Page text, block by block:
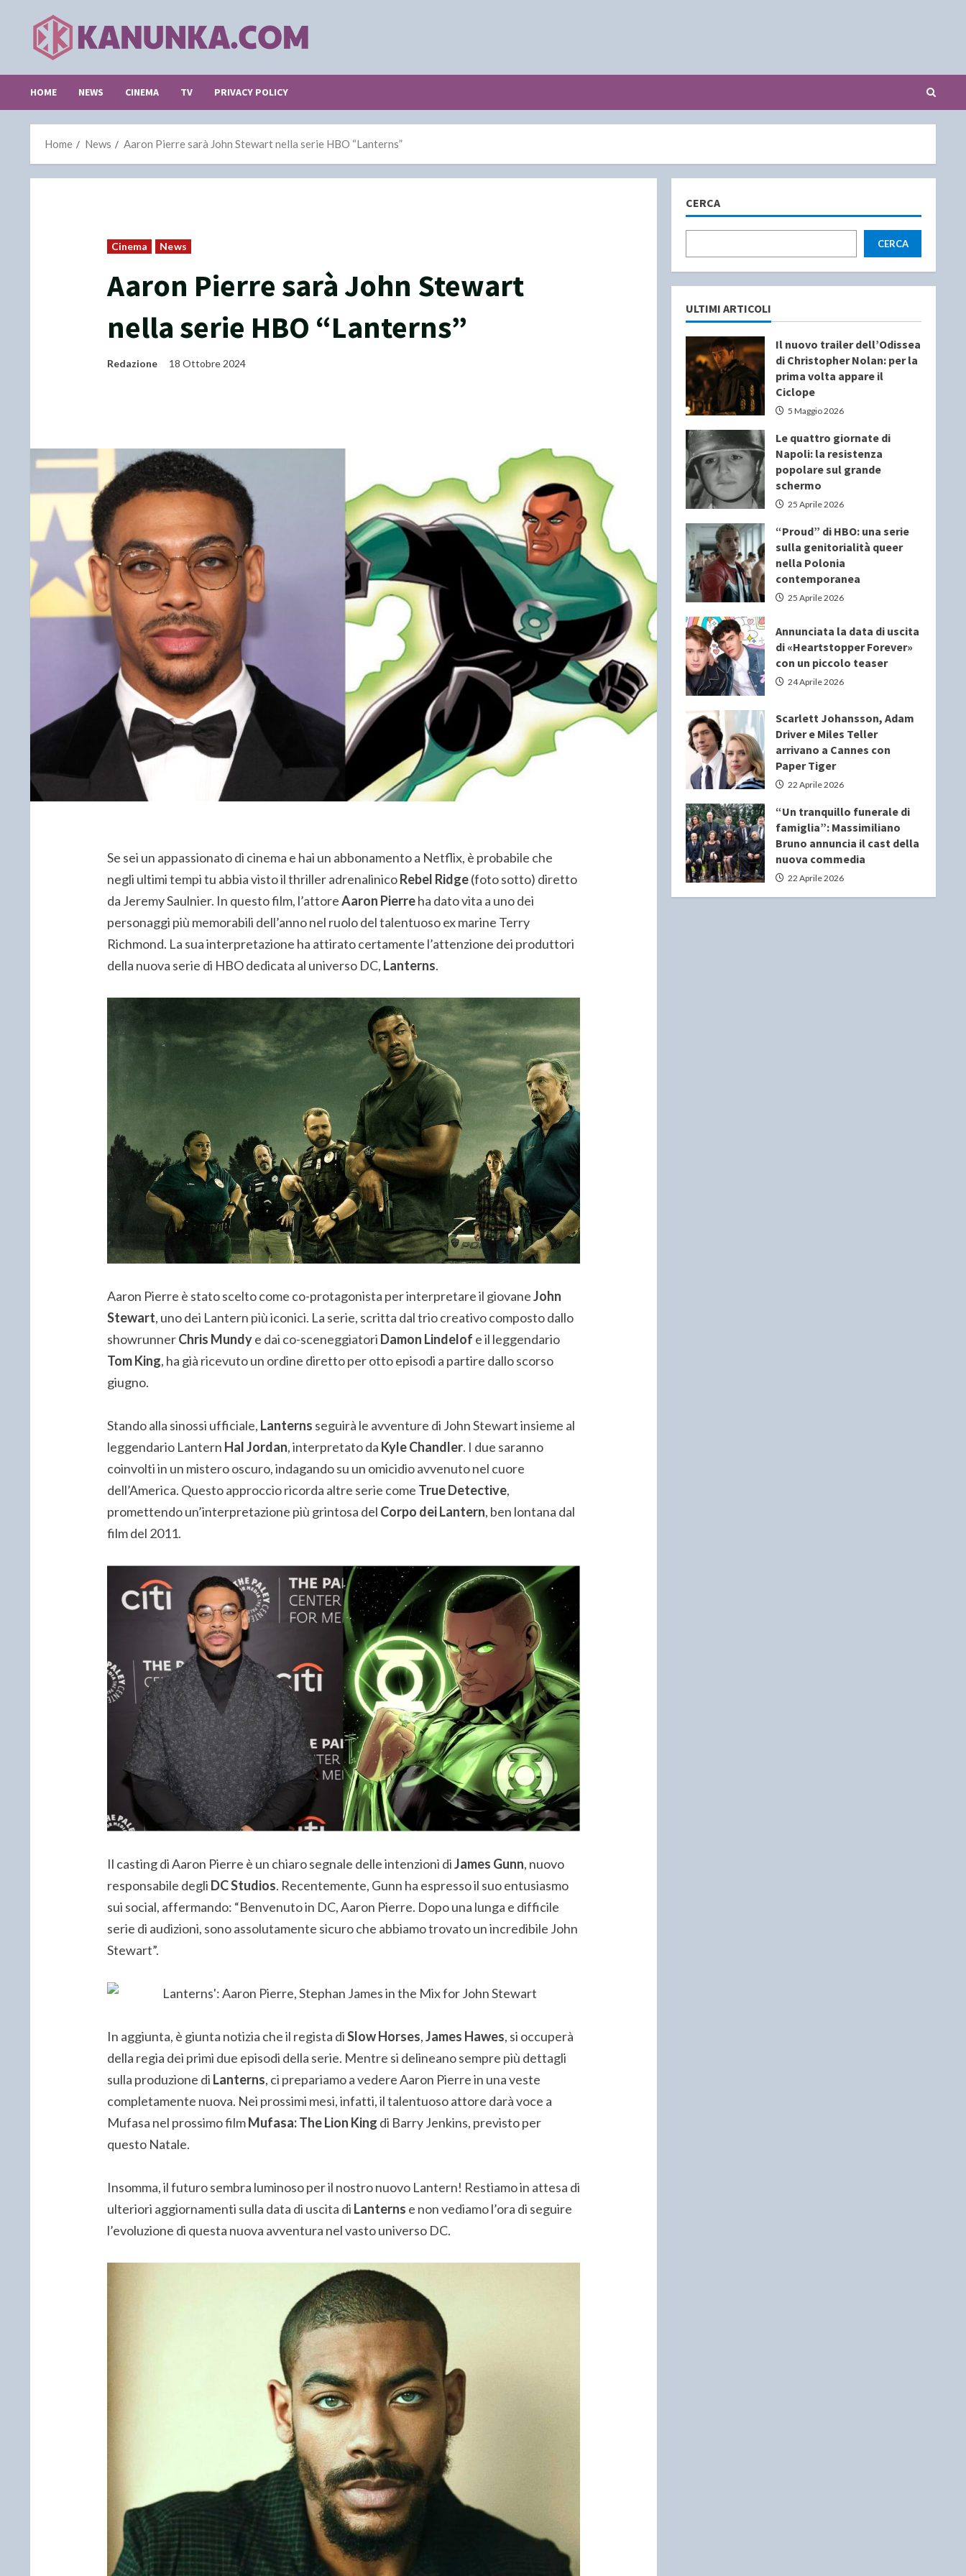
content
HOME NEWS CINEMA TV PRIVACY POLICY
Home News Aaron Pierre sarà John Stewart nella serie HBO “Lanterns”
Cinema News
Aaron Pierre sarà John Stewart
nella serie HBO “Lanterns”
Redazione 18 Ottobre 2024
Se sei un appassionato di cinema e hai un abbonamento a Netflix, è probabile che
negli ultimi tempi tu abbia visto il thriller adrenalinicoRebel Ridge(foto sotto) diretto
da Jeremy Saulnier. In questo film, l’attoreAaron Pierreha dato vita a uno dei
personaggi più memorabili dell’anno nel ruolo del talentuoso ex marine Terry
Richmond. La sua interpretazione ha attirato certamente l’attenzione dei produttori
della nuova serie di HBO dedicata al universo DC, Lanterns.
Aaron Pierre è stato scelto come co-protagonista per interpretare il giovaneJohn
Stewart, uno dei Lantern più iconici. La serie, scritta dal trio creativo composto dallo
showrunnerChris Mundye dai co-sceneggiatori Damon Lindelof e il leggendario
Tom King, ha già ricevuto un ordine diretto per otto episodi a partire dallo scorso
giugno.
Stando alla sinossi ufficiale, Lanterns seguirà le avventure di John Stewart insieme al
leggendario Lantern Hal Jordan, interpretato da Kyle Chandler. I due saranno
coinvolti in un mistero oscuro, indagando su un omicidio avvenuto nel cuore
dell’America. Questo approccio ricorda altre serie come True Detective,
promettendo un’interpretazione più grintosa del Corpo dei Lantern, ben lontana dal
film del 2011.
Il casting di Aaron Pierre è un chiaro segnale delle intenzioni diJames Gunn, nuovo
responsabile degli DC Studios. Recentemente, Gunn ha espresso il suo entusiasmo
sui social, affermando: “Benvenuto in DC, Aaron Pierre. Dopo una lunga e difficile
serie di audizioni, sono assolutamente sicuro che abbiamo trovato un incredibile John
Stewart”.
In aggiunta, è giunta notizia che il regista diSlow Horses,James Hawes, si occuperà
della regia dei primi due episodi della serie. Mentre si delineano sempre più dettagli
sulla produzione di Lanterns, ci prepariamo a vedere Aaron Pierre in una veste
completamente nuova. Nei prossimi mesi, infatti, il talentuoso attore darà voce a
Mufasa nel prossimo filmMufasa: The Lion King di Barry Jenkins, previsto per
questo Natale.
Insomma, il futuro sembra luminoso per il nostro nuovo Lantern! Restiamo in attesa di
ulteriori aggiornamenti sulla data di uscita di Lanterns e non vediamo l’ora di seguire
l’evoluzione di questa nuova avventura nel vasto universo DC.
CERCA
CERCA
ULTIMI ARTICOLI
Il nuovo trailer dell’Odissea
di Christopher Nolan: per la
prima volta appare il
Ciclope
5 Maggio 2026
Le quattro giornate di
Napoli: la resistenza
popolare sul grande
schermo
25 Aprile 2026
“Proud” di HBO: una serie
sulla genitorialità queer
nella Polonia
contemporanea
25 Aprile 2026
Annunciata la data di uscita
di «Heartstopper Forever»
con un piccolo teaser
24 Aprile 2026
Scarlett Johansson, Adam
Driver e Miles Teller
arrivano a Cannes con
Paper Tiger
22 Aprile 2026
“Un tranquillo funerale di
famiglia”: Massimiliano
Bruno annuncia il cast della
nuova commedia
22 Aprile 2026